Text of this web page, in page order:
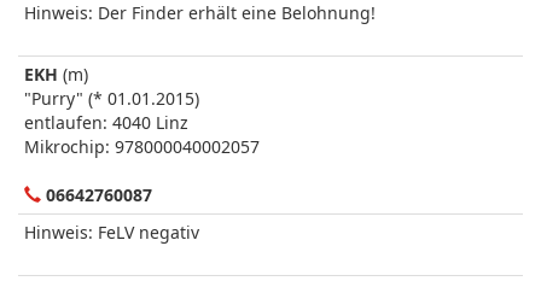
Hinweis: Der Finder erhält eine Belohnung!
EKH (m)
"Purry" (* 01.01.2015)
entlaufen: 4040 Linz
Mikrochip: 978000040002057
06642760087
Hinweis: FeLV negativ